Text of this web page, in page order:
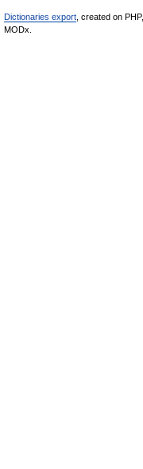
Dictionaries export , created on PHP,
MODx.